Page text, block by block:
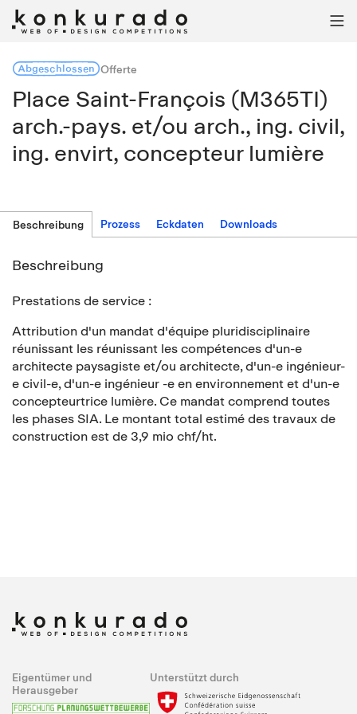

AbgeschlossenOfferte
Place Saint-François (M365TI)
arch.-pays. et/ou arch., ing. civil,
ing. envirt, concepteur lumière
Beschreibung Prozess Eckdaten Downloads
Beschreibung
Prestations de service :
Attribution d'un mandat d'équipe pluridisciplinaire
réunissant les réunissant les compétences d'un-e
architecte paysagiste et/ou architecte, d'un-e ingénieur-
e civil-e, d'un-e ingénieur -e en environnement et d'un-e
concepteur­trice lumière. Ce mandat comprend toutes
les phases SIA. Le montant total estimé des travaux de
construction est de 3,9 mio chf/ht.
Eigentümer und
Herausgeber
Unterstützt durch